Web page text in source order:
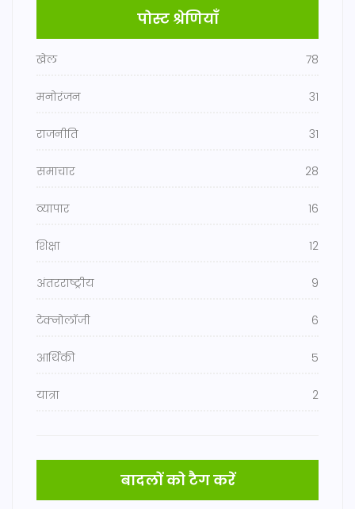
पोस्ट श्रेणियाँ
खेल 78
मनोरंजन 31
राजनीति 31
समाचार 28
व्यापार 16
शिक्षा 12
अंतरराष्ट्रीय 9
टेक्नोलॉजी 6
आर्थिकी 5
यात्रा 2
बादलों को टैग करें